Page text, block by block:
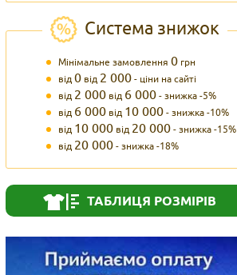
Система знижок
Мінімальне замовлення 0 грн
від0 від 2 000- ціни на сайті
від 2 000 від 6 000- знижка -5%
від 6 000 від 10 000- знижка -10%
від 10 000 від 20 000- знижка -15%
від 20 000- знижка -18%
ТАБЛИЦЯ РОЗМІРІВ